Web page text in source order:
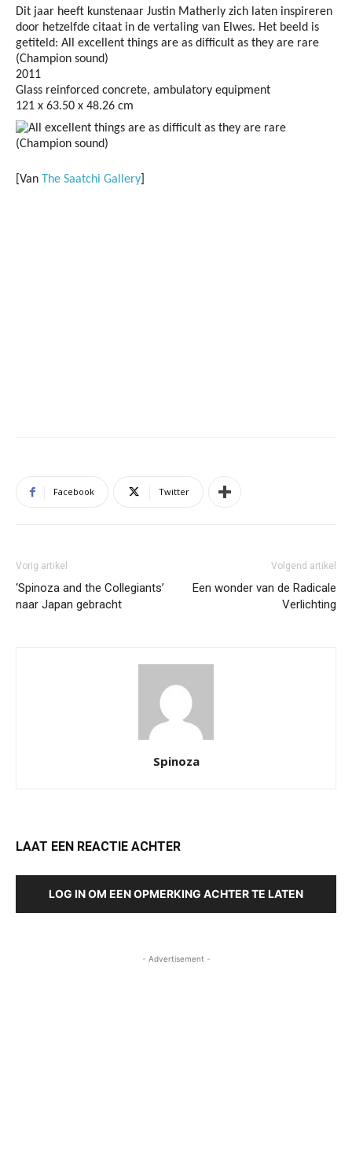
Dit jaar heeft kunstenaar Justin Matherly zich laten inspireren
door hetzelfde citaat in de vertaling van Elwes. Het beeld is
getiteld: All excellent things are as difficult as they are rare
(Champion sound)
2011
Glass reinforced concrete, ambulatory equipment
121 x 63.50 x 48.26 cm
[Van The Saatchi Gallery
Facebook Twitter
Vorig artikel
‘Spinoza and the Collegiants’
naar Japan gebracht
Volgend artikel
Een wonder van de Radicale
Verlichting
Spinoza
LAAT EEN REACTIE ACHTER
LOG IN OM EEN OPMERKING ACHTER TE LATEN
- Advertisement -